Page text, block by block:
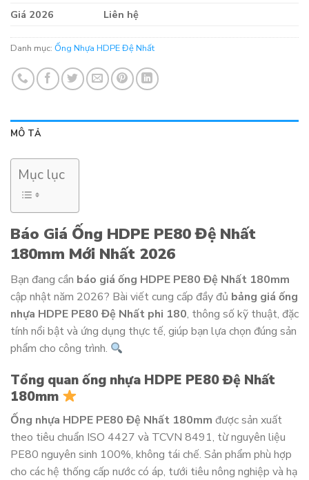
Giá 2026
Liên hệ
Danh mục: Ống Nhựa HDPE Đệ Nhất
MÔ TẢ
Mục lục
Báo Giá Ống HDPE PE80 Đệ Nhất
180mm Mới Nhất 2026
Bạn đang cần báo giá ống HDPE PE80 Đệ Nhất 180mm
cập nhật năm 2026? Bài viết cung cấp đầy đủ bảng giá ống
nhựa HDPE PE80 Đệ Nhất phi 180, thông số kỹ thuật, đặc
tính nổi bật và ứng dụng thực tế, giúp bạn lựa chọn đúng sản
phẩm cho công trình.
Tổng quan ống nhựa HDPE PE80 Đệ Nhất
180mm
Ống nhựa HDPE PE80 Đệ Nhất 180mm được sản xuất
theo tiêu chuẩn ISO 4427 và TCVN 8491, từ nguyên liệu
PE80 nguyên sinh 100%, không tái chế. Sản phẩm phù hợp
cho các hệ thống cấp nước có áp, tưới tiêu nông nghiệp và hạ